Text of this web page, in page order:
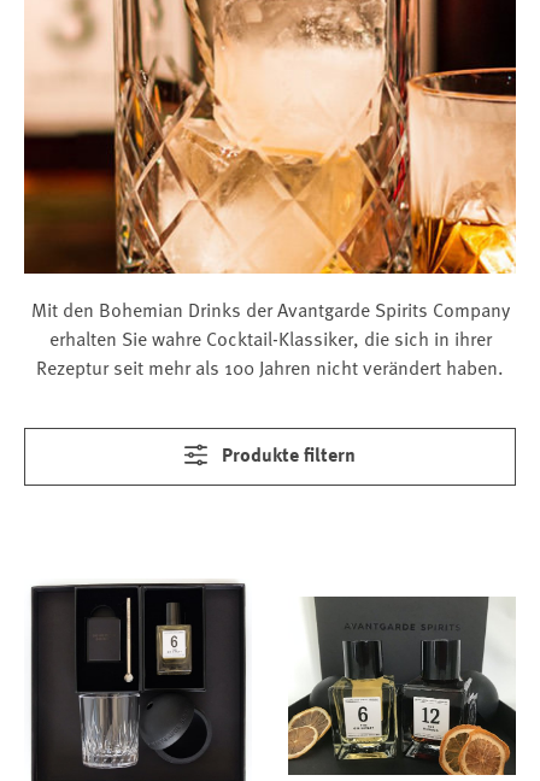
Mit den Bohemian Drinks der Avantgarde Spirits Company
erhalten Sie wahre Cocktail-Klassiker, die sich in ihrer
Rezeptur seit mehr als 100 Jahren nicht verändert haben.
Produkte filtern